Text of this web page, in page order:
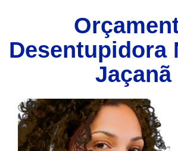
Desentupidora
Jaçanã